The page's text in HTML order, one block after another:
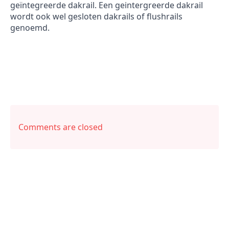
geïntegreerde dakrail. Een geintergreerde dakrail
wordt ook wel gesloten dakrails of flushrails
genoemd.
Comments are closed